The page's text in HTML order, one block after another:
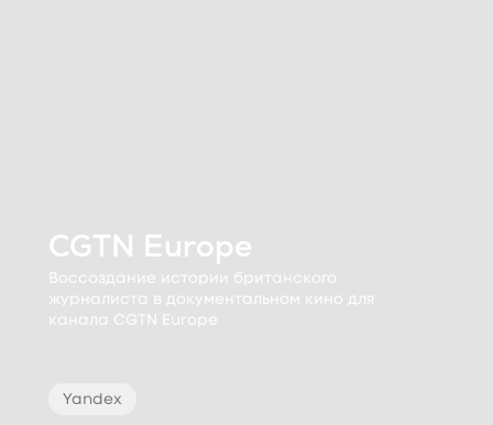
CGTN Europe
Воссоздание истории британского
журналиста в документальном кино для
канала CGTN Europe
Yandex